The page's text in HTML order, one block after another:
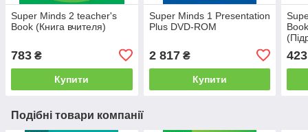
Super Minds 2 teacher's
Book (Книга вчителя)
783 ₴
Купити
Super Minds 1 Presentation
Plus DVD-ROM
2 817₴
Купити
423
Подібні товари компанії